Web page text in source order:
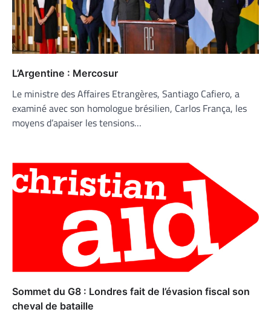
L’Argentine : Mercosur
Le ministre des Affaires Etrangères, Santiago Cafiero, a
examiné avec son homologue brésilien, Carlos França, les
moyens d’apaiser les tensions…
Sommet du G8 : Londres fait de l’évasion fiscal son
cheval de bataille